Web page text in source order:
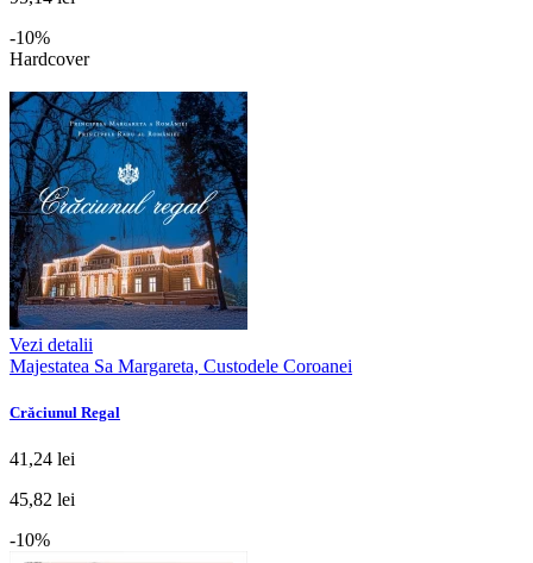
-10%
Hardcover
Vezi detalii
Majestatea Sa Margareta, Custodele Coroanei
Crăciunul Regal
41,24 lei
45,82 lei
-10%